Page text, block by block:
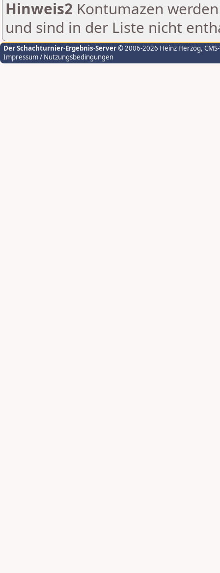
Hinweis2 Kontumazen
und sind in der Liste nicht
Der Schachturnier-Ergebnis-Server© 2006-2026 Heinz Herzog,
Impressum / Nutzungsbedingungen